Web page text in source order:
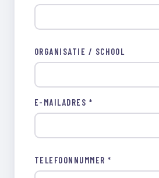
ORGANISATIE / SCHOOL
E-MAILADRES *
TELEFOONNUMMER *